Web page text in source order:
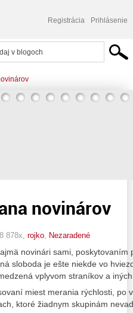
Registrácia Prihlásenie
novinárov
878x, rojko Nezaradené
novinári sami, poskytovaním
sloboda je ešte niekde vo
vplyvom straníkov a
miest merania rýchlosti, po
ktoré žiadnym skupinám